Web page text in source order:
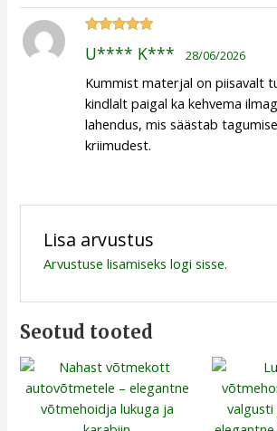
5/ 5
U**** K*** 28/06/2026
Kummist materjal on piisavalt
kindlalt paigal ka kehvema
lahendus, mis säästab
kriimudest.
Lisa arvustus
Arvustuse lisamiseks logi sisse.
Seotud tooted